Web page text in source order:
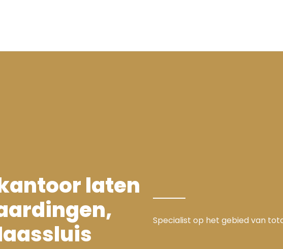
laten
Specialist op het gebied van